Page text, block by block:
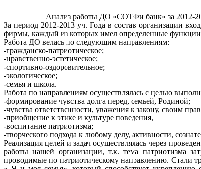
Анализ работы ДО «СОТФи банк» за 2012-
За период 2012-2013 уч. Года в состав организации
фирмы, каждый из которых имел определенные
Работа ДО велась по следующим направлениям:
-гражданско-патриотическое;
-нравственно-эстетическое;
-спортивно-оздоровительное;
-экологическое;
-семья и школа.
Работа по направлениям осуществлялась с целью
-формирование чувства долга перед, семьей, Родиной;
-чувства ответственности, уважения к закону, своим
-приобщение к этике и культуре поведения,
-воспитание патриотизма;
-творческого подхода к любому делу, активности,
Реализация целей и задач осуществлялась через
работы нашей организации, т.к. тема патриотизма
проводимые по патриотическому направлению. Стали